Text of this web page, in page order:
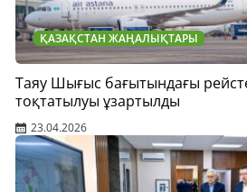
ҚАЗАҚСТАН ЖАҢАЛЫҚТАРЫ
Таяу Шығыс бағытындағы
тоқтатылуы ұзартылды
23.04.2026